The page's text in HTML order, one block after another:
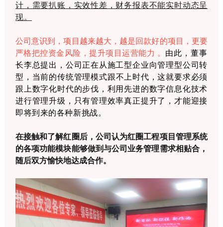
计，需要扒账，实效性差，财务报表不能实时动态呈
现。
公司意识到，项目越来越大，越是回款好的项目，更要
严格把控资金风险，提升项目运营能力 。 由此，董事
长李总提出，公司正在从施工型企业向管理型公司转
型，当前的传统管理模式跟不上时代，这就要求必须
跟上数字化时代的步伐，利用先进的数字信息化技术
进行管理升级，只有管理效率真正提升了，才能迎接
即将到来的各种新挑战。
在接触和了解红圈后，公司认为红圈工程项目管理系统
的各项功能模块能够做到与公司业务管理需求相贴合，
随后双方愉快地达成合作。